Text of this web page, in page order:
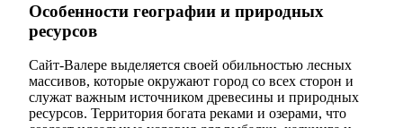
Особенности географии и природных
ресурсов
Сайт-Валере выделяется своей обильностью лесных
массивов, которые окружают город со всех сторон и
служат важным источником древесины и природных
ресурсов. Территория богата реками и озерами, что